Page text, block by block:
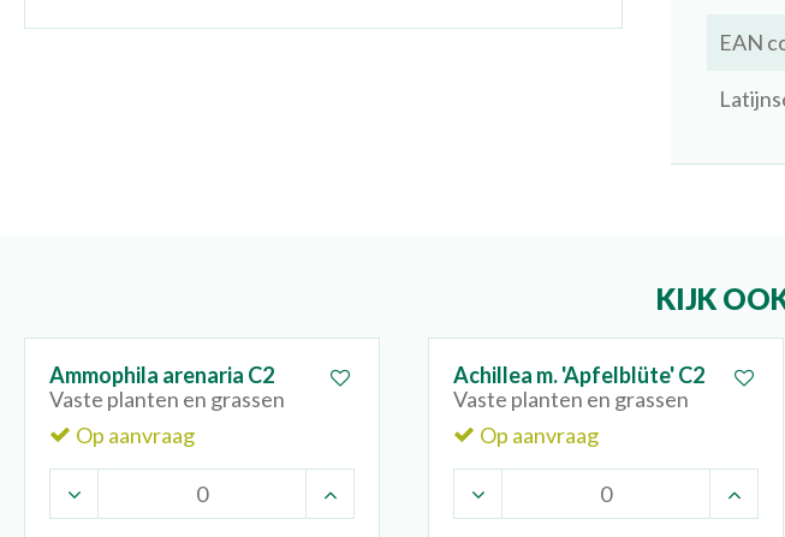
EAN
KIJK
Ammophila arenaria C2
Vaste planten en grassen
Op aanvraag
Achillea m. 'Apfelblüte' C2
Vaste planten en grassen
Op aanvraag